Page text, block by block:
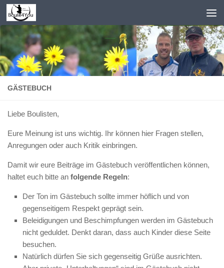
Zum Inhalt springen
GÄSTEBUCH
Liebe Boulisten,
Eure Meinung ist uns wichtig. Ihr können hier Fragen stellen,
Anregungen oder auch Kritik einbringen.
Damit wir eure Beiträge im Gästebuch veröffentlichen können,
haltet euch bitte an folgende Regeln:
Der Ton im Gästebuch sollte immer höflich und von
gegenseitigem Respekt geprägt sein.
Beleidigungen und Beschimpfungen werden im Gästebuch
nicht geduldet. Denkt daran, dass auch Kinder diese Seite
besuchen.
Natürlich dürfen Sie sich gegenseitig Grüße ausrichten.